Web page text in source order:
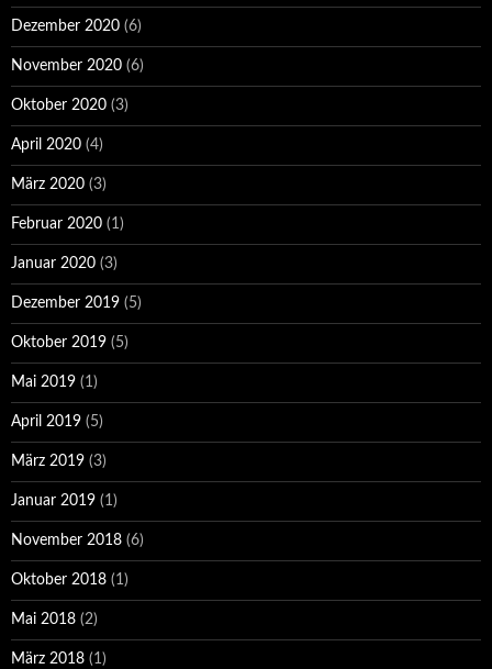
Dezember 2020 (6)
November 2020 (6)
Oktober 2020 (3)
April 2020 (4)
März 2020 (3)
Februar 2020 (1)
Januar 2020 (3)
Dezember 2019 (5)
Oktober 2019 (5)
Mai 2019 (1)
April 2019 (5)
März 2019 (3)
Januar 2019 (1)
November 2018 (6)
Oktober 2018 (1)
Mai 2018 (2)
März 2018 (1)